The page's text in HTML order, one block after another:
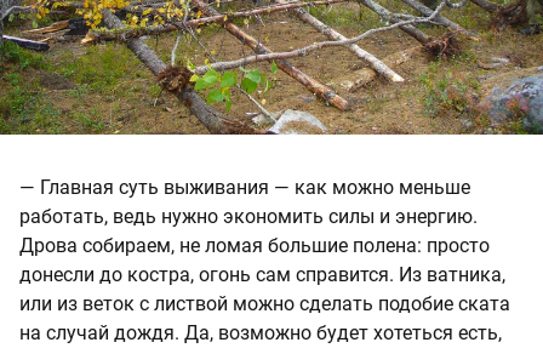
— Главная суть выживания — как можно меньше
работать, ведь нужно экономить силы и энергию.
Дрова собираем, не ломая большие полена: просто
донесли до костра, огонь сам справится. Из ватника,
или из веток с листвой можно сделать подобие ската
на случай дождя. Да, возможно будет хотеться есть,